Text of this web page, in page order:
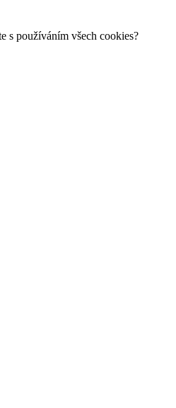
s používáním všech cookies?